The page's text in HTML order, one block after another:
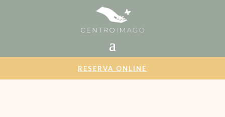
RESERVA ONLINE